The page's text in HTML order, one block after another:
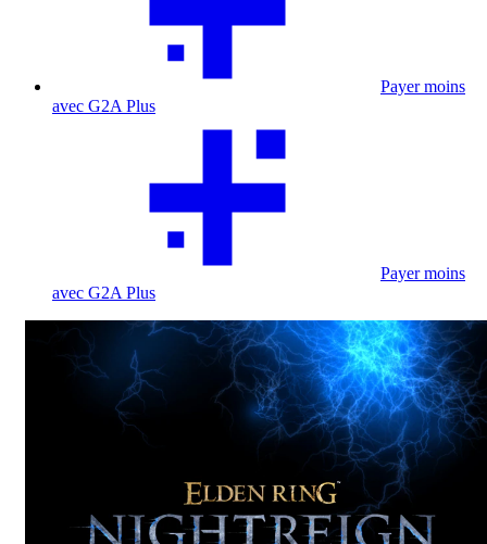
Payer moins
avec G2A Plus
Payer moins
avec G2A Plus